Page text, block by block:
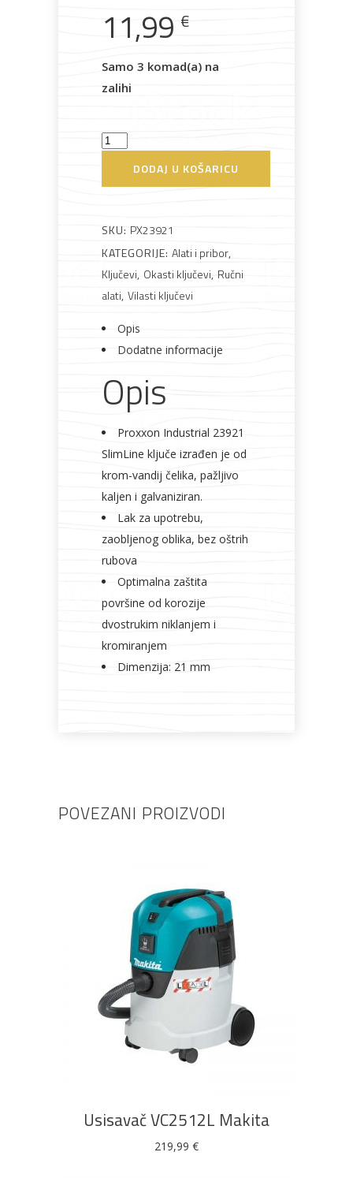
Boje i
lakovi
Građevinski
materijali
Vodomaterijal
galanterija
Elektromaterijal
roba za
11,99 €
Samo 3 komad(a) na
zalihi
Ključ
količina
DODAJ U KOŠARICU
SKU: PX23921
KATEGORIJE: Alati i pribor,
Ključevi, Okasti ključevi, Ručni
alati, Vilasti ključevi
Opis
Dodatne informacije
Opis
Proxxon Industrial 23921
SlimLine ključe izrađen je od
krom-vandij čelika, pažljivo
kaljen i galvaniziran.
Lak za upotrebu,
zaobljenog oblika, bez oštrih
rubova
Optimalna zaštita
površine od korozije
dvostrukim niklanjem i
kromiranjem
Dimenzija: 21 mm
POVEZANI PROIZVODI
DODAJ U KOŠARICU
Usisavač VC2512L Makita
219,99 €